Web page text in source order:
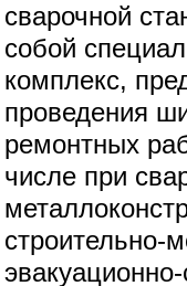
сварочной
собой
комплекс,
проведения
ремонтных
числе при
строительно-